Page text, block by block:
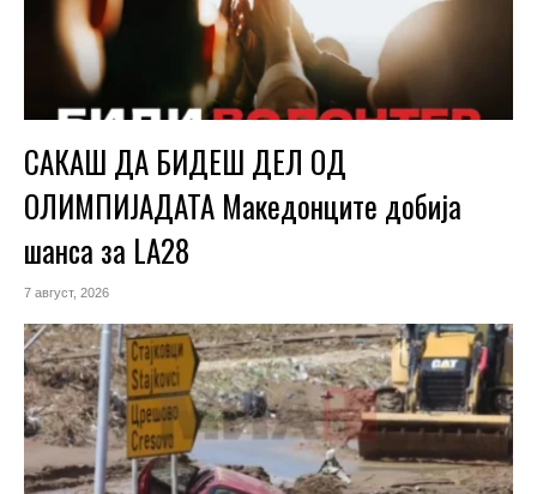
САКАШ ДА БИДЕШ ДЕЛ ОД
ОЛИМПИЈАДАТА Македонците добија
шанса за LA28
7 август, 2026